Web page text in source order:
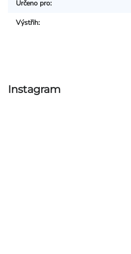
Určeno pro:
Výstřih:
Instagram